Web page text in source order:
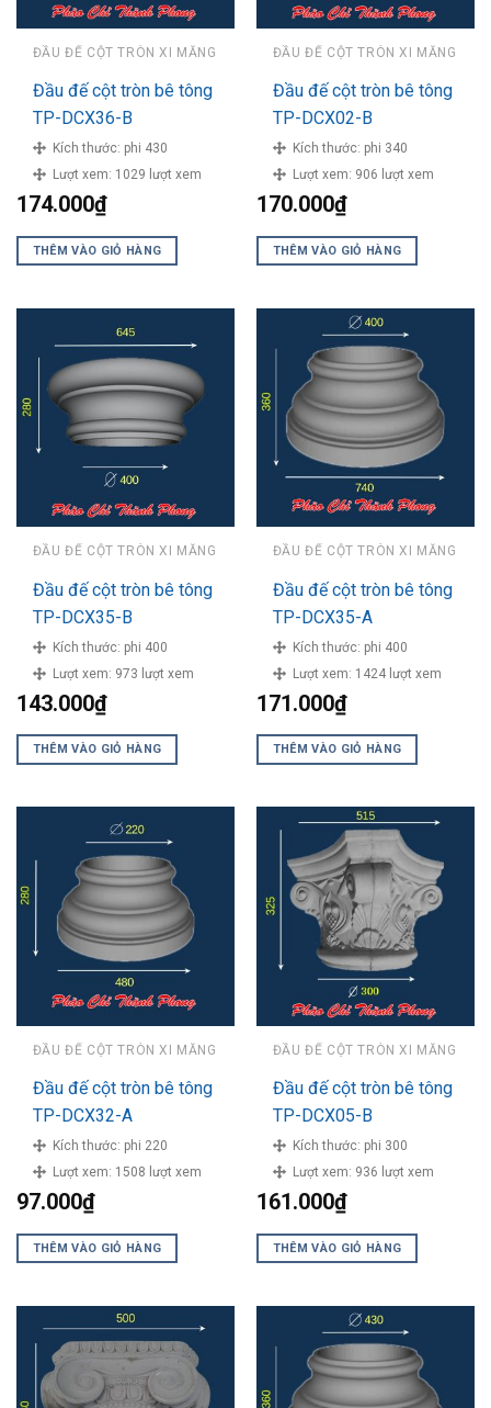
ĐẦU ĐẾ CỘT TRÒN XI MĂNG
Đầu đế cột tròn bê tông
TP-DCX36-B
Kích thước: phi 430
Lượt xem: 1029 lượt xem
174.000₫
THÊM VÀO GIỎ HÀNG
ĐẦU ĐẾ CỘT TRÒN XI MĂNG
Đầu đế cột tròn bê tông
TP-DCX02-B
Kích thước: phi 340
Lượt xem: 906 lượt xem
170.000₫
THÊM VÀO GIỎ HÀNG
ĐẦU ĐẾ CỘT TRÒN XI MĂNG
Đầu đế cột tròn bê tông
TP-DCX35-B
Kích thước: phi 400
Lượt xem: 973 lượt xem
143.000₫
THÊM VÀO GIỎ HÀNG
ĐẦU ĐẾ CỘT TRÒN XI MĂNG
Đầu đế cột tròn bê tông
TP-DCX35-A
Kích thước: phi 400
Lượt xem: 1424 lượt xem
171.000₫
THÊM VÀO GIỎ HÀNG
ĐẦU ĐẾ CỘT TRÒN XI MĂNG
Đầu đế cột tròn bê tông
TP-DCX32-A
Kích thước: phi 220
Lượt xem: 1508 lượt xem
97.000₫
THÊM VÀO GIỎ HÀNG
ĐẦU ĐẾ CỘT TRÒN XI MĂNG
Đầu đế cột tròn bê tông
TP-DCX05-B
Kích thước: phi 300
Lượt xem: 936 lượt xem
161.000₫
THÊM VÀO GIỎ HÀNG